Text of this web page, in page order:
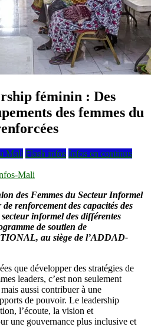
féminin : Des
des femmes du
Mali Flash infos Infos en continus
Mali
des Femmes du Secteur Informel
renforcement des capacités des
informel des différentes
de soutien de
au siège de l’ADDAD-
que développer des stratégies de
leaders, c’est non seulement
aussi contribuer à une
de pouvoir. Le leadership
l’écoute, la vision et
une gouvernance plus inclusive et